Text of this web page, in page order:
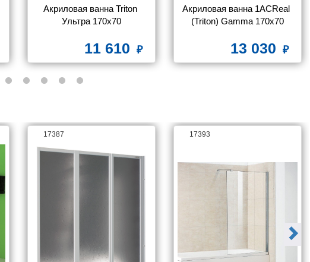
Акриловая ванна Triton
Ультра 170x70
11 610
Акриловая ванна 1ACReal
(Triton) Gamma 170x70
13 030
17387 17393